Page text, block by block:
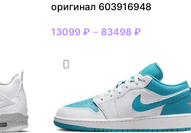
оригинал 603916948
13099₽ – 83498₽